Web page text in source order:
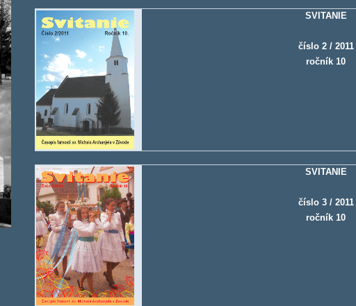
SVITANIE
číslo 2 / 2011
ročník 10
SVITANIE
číslo 3 / 2011
ročník 10